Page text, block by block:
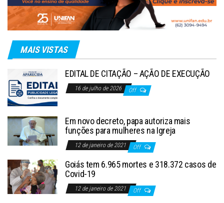
MAIS VISTAS
EDITAL DE CITAÇÃO – AÇÃO DE EXECUÇÃO
16 de julho de 2026 Off
Em novo decreto, papa autoriza mais
funções para mulheres na Igreja
12 de janeiro de 2021 Off
Goiás tem 6.965 mortes e 318.372 casos de
Covid-19
12 de janeiro de 2021 Off